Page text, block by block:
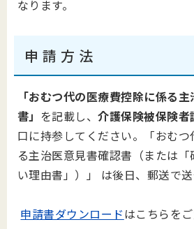
なります。
申 請 方 法
「おむつ代の医療費控除に係る
書」 を記載し、介護保険被保険者
口に持参してください。「おむ
る主治医意見書確認書（または
い理由書」）」 は後日、郵送で
申請書ダウンロードはこちらを